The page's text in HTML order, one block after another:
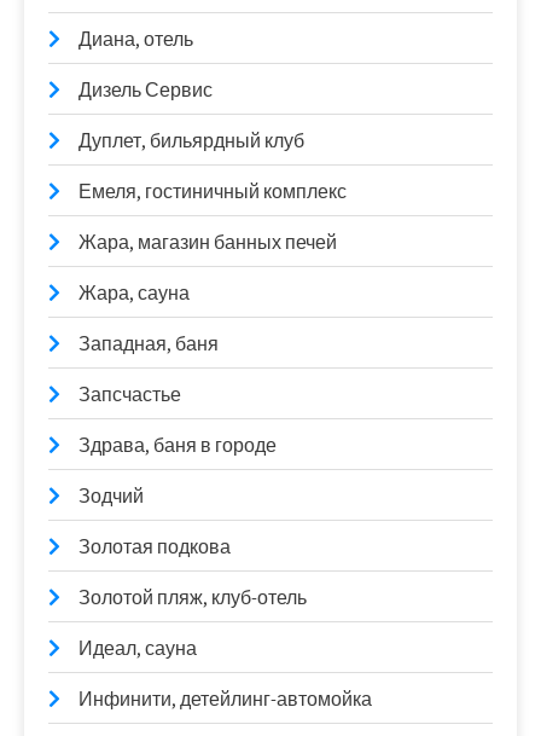
Диана, отель
Дизель Сервис
Дуплет, бильярдный клуб
Емеля, гостиничный комплекс
Жара, магазин банных печей
Жара, сауна
Западная, баня
Запсчастье
Здрава, баня в городе
Зодчий
Золотая подкова
Золотой пляж, клуб-отель
Идеал, сауна
Инфинити, детейлинг-автомойка